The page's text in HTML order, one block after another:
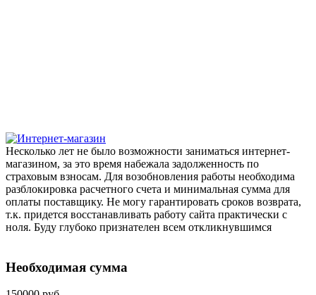
Несколько лет не было возможности заниматься интернет-
магазином, за это время набежала задолженность по
страховым взносам. Для возобновления работы необходима
разблокировка расчетного счета и минимальная сумма для
оплаты поставщику. Не могу гарантировать сроков возврата,
т.к. придется восстанавливать работу сайта практически с
ноля. Буду глубоко признателен всем откликнувшимся
Необходимая сумма